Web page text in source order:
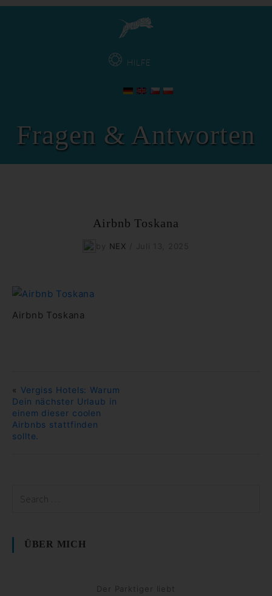
HILFE
Fragen & Antworten
Airbnb Toskana
NEX
Airbnb Toskana
« Vergiss Hotels: Warum
Dein nächster Urlaub in
einem dieser coolen
Airbnbs stattfinden
sollte.
ÜBER MICH
Der Parktiger liebt